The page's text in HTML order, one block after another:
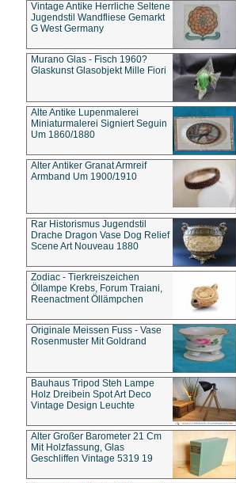
Vintage Antike Herrliche Seltene
Jugendstil Wandfliese Gemarkt
G West Germany
Murano Glas - Fisch 1960?
Glaskunst Glasobjekt Mille Fiori
Alte Antike Lupenmalerei
Miniaturmalerei Signiert Seguin
Um 1860/1880
Alter Antiker Granat Armreif
Armband Um 1900/1910
Rar Historismus Jugendstil
Drache Dragon Vase Dog Relief
Scene Art Nouveau 1880
Zodiac - Tierkreiszeichen
Öllampe Krebs, Forum Traiani,
Reenactment Öllämpchen
Originale Meissen Fuss - Vase
Rosenmuster Mit Goldrand
Bauhaus Tripod Steh Lampe
Holz Dreibein Spot Art Deco
Vintage Design Leuchte
Alter Großer Barometer 21 Cm
Mit Holzfassung, Glas
Geschliffen Vintage 5319 19